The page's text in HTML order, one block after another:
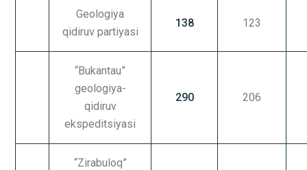
Geologiya
qidiruv partiyasi
138 123
“Bukantau”
geologiya-
qidiruv
ekspeditsiyasi
290 206
“Zirabuloq”